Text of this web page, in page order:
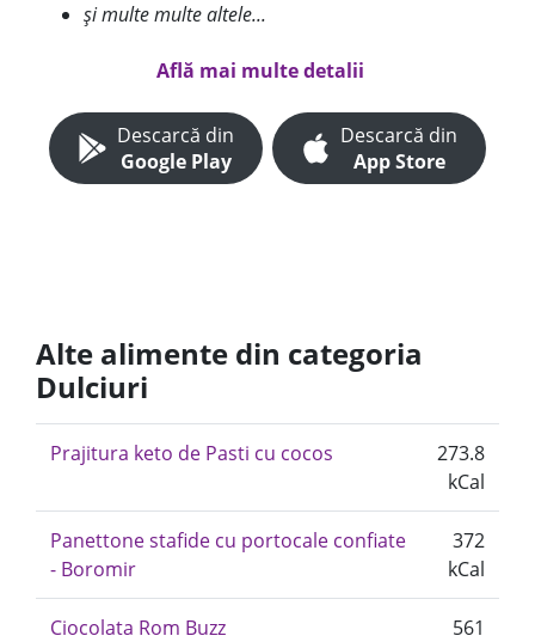
și multe multe altele...
Află mai multe detalii
Descarcă din
Google Play
Descarcă din
App Store
Alte alimente din categoria
Dulciuri
Prajitura keto de Pasti cu cocos
273.8
kCal
Panettone stafide cu portocale confiate
- Boromir
372
kCal
Ciocolata Rom Buzz
561